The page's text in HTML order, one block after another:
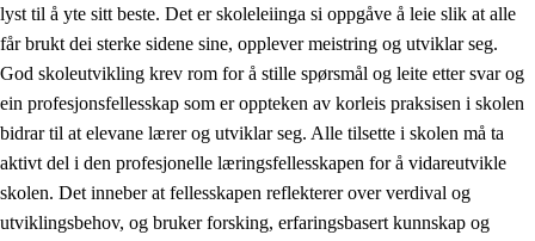
lyst til å yte sitt beste. Det er skoleleiinga si oppgåve å leie slik at alle
får brukt dei sterke sidene sine, opplever meistring og utviklar seg.
God skoleutvikling krev rom for å stille spørsmål og leite etter svar og
ein profesjonsfellesskap som er oppteken av korleis praksisen i skolen
bidrar til at elevane lærer og utviklar seg. Alle tilsette i skolen må ta
aktivt del i den profesjonelle læringsfellesskapen for å vidareutvikle
skolen. Det inneber at fellesskapen reflekterer over verdival og
utviklingsbehov, og bruker forsking, erfaringsbasert kunnskap og